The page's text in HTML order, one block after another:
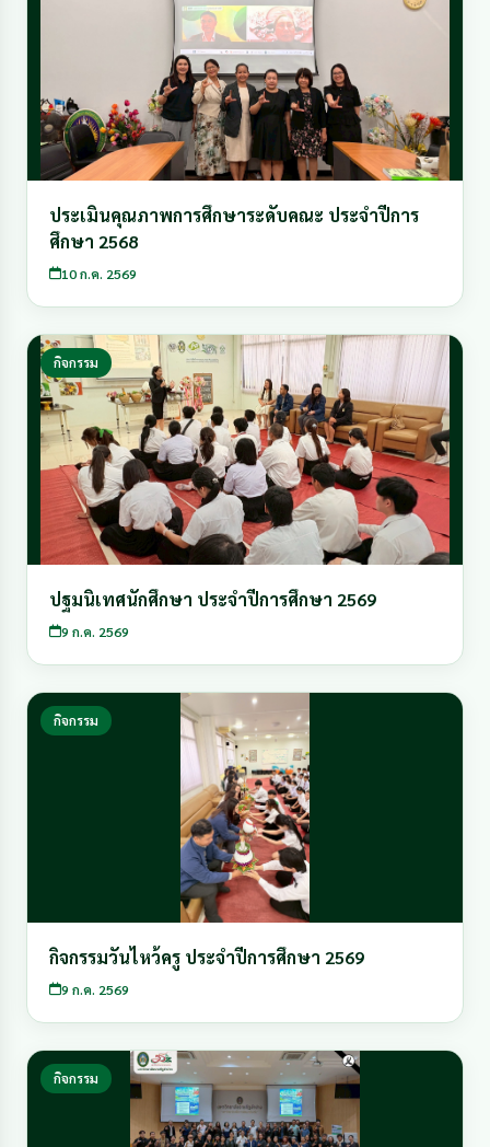
ประเมินคุณภาพการศึกษาระดับคณะ ประจำปีการ
ศึกษา 2568
10 ก.ค. 2569
กิจกรรม
ปฐมนิเทศนักศึกษา ประจำปีการศึกษา 2569
9 ก.ค. 2569
กิจกรรม
กิจกรรมวันไหว้ครู ประจำปีการศึกษา 2569
9 ก.ค. 2569
กิจกรรม